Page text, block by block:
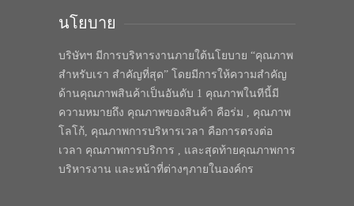
นโยบาย
บริษัทฯ มีการบริหารงานภายใต้นโยบาย “คุณภาพ
สำหรับเรา สำคัญที่สุด” โดยมีการให้ความสำคัญ
ด้านคุณภาพสินค้าเป็นอันดับ 1 คุณภาพในทีนี้มี
ความหมายถึง คุณภาพของสินค้า คือร่ม , คุณภาพ
โลโก้, คุณภาพการบริหารเวลา คือการตรงต่อ
เวลา คุณภาพการบริการ , และสุดท้ายคุณภาพการ
บริหารงาน และหน้าที่ต่างๆภายในองค์กร